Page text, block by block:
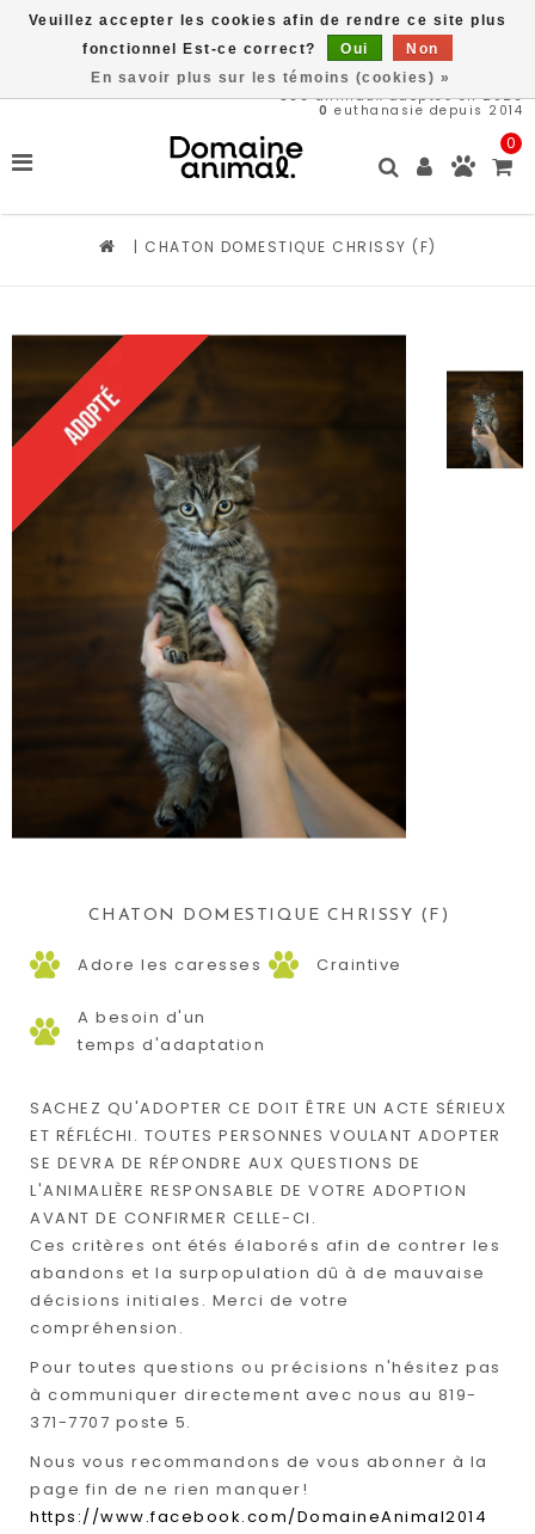
566animaux adoptés en 2026
0 euthanasie depuis 2014
0
| CHATON DOMESTIQUE CHRISSY (F)
CHATON DOMESTIQUE CHRISSY (F)
Adore les caresses Craintive
A besoin d'un
temps d'adaptation
SACHEZ QU'ADOPTER CE DOIT ÊTRE UN ACTE SÉRIEUX
ET RÉFLÉCHI. TOUTES PERSONNES VOULANT ADOPTER
SE DEVRA DE RÉPONDRE AUX QUESTIONS DE
L'ANIMALIÈRE RESPONSABLE DE VOTRE ADOPTION
AVANT DE CONFIRMER CELLE-CI.
Ces critères ont étés élaborés afin de contrer les
abandons et la surpopulation dû à de mauvaise
décisions initiales. Merci de votre
compréhension.
Pour toutes questions ou précisions n'hésitez pas
à communiquer directement avec nous au 819-
371-7707 poste 5.
Nous vous recommandons de vous abonner à la
page fin de ne rien manquer!
https://www.facebook.com/DomaineAnimal2014
Veuillez accepter les cookies afin de rendre ce site plus
fonctionnel Est-ce correct?
Oui
Non
En savoir plus sur les témoins (cookies) »
Livraison gratuite à partir de 89$*